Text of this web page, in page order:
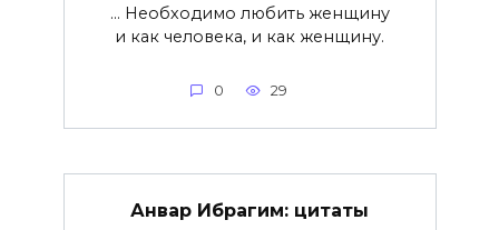
… Необходимо любить женщину
и как человека, и как женщину.
0 29
Анвар Ибрагим: цитаты